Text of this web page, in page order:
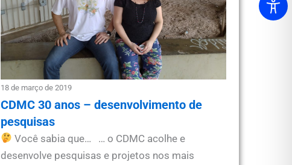
18 de março de 2019
CDMC 30 anos – desenvolvimento de
pesquisas
Você sabia que… … o CDMC acolhe e
desenvolve pesquisas e projetos nos mais